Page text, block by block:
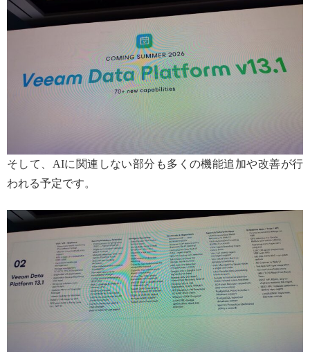
そして、AIに関連しない部分も多くの機能追加や改善が行
われる予定です。